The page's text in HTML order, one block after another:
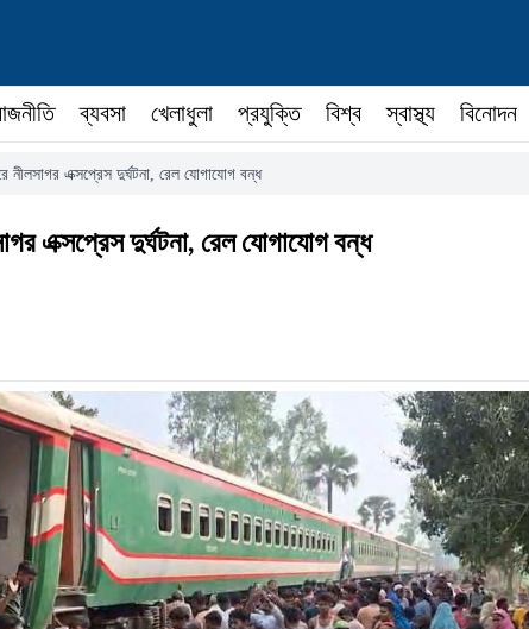
ব্যবসা খেলাধুলা প্রযুক্তি বিশ্ব স্বাস্থ্য বিনোদন
নীলসাগর এক্সপ্রেস দুর্ঘটনা, রেল যোগাযোগ বন্ধ
এক্সপ্রেস দুর্ঘটনা, রেল যোগাযোগ বন্ধ